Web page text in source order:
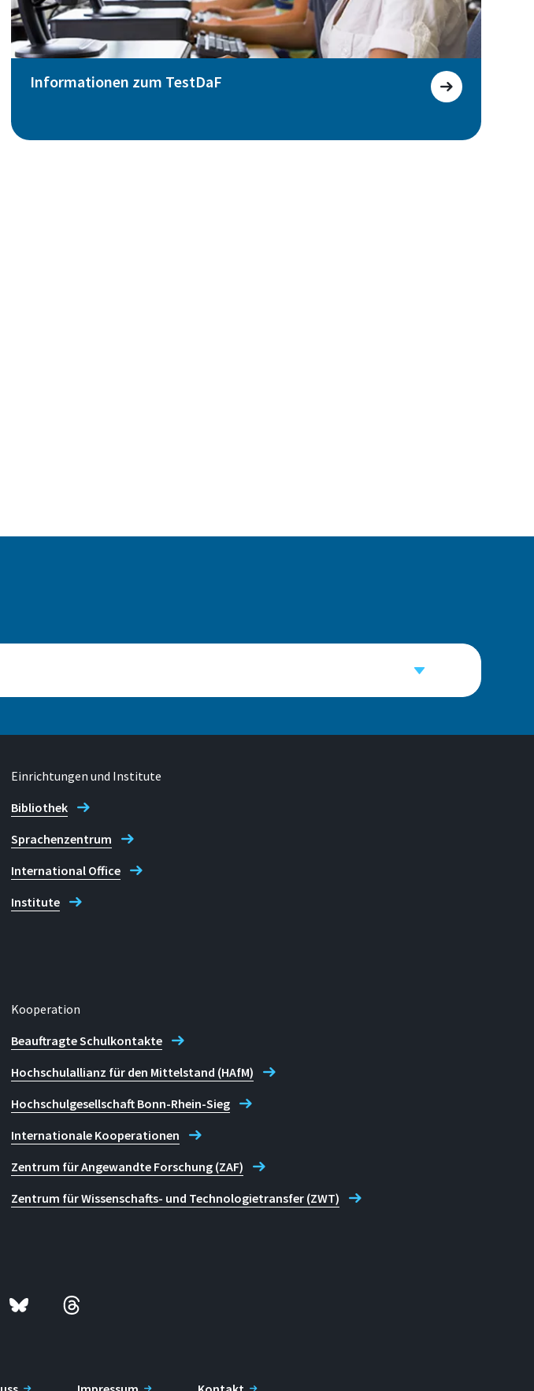
Informationen zum TestDaF
spz.info@h-brs.de
Einrichtungen und Institute
Bibliothek
Sprachenzentrum
International Office
Institute
Kooperation
Beauftragte Schulkontakte
Hochschulallianz für den Mittelstand (HAfM)
Hochschulgesellschaft Bonn-Rhein-Sieg
Internationale Kooperationen
Zentrum für Angewandte Forschung (ZAF)
Zentrum für Wissenschafts- und Technologietransfer (ZWT)